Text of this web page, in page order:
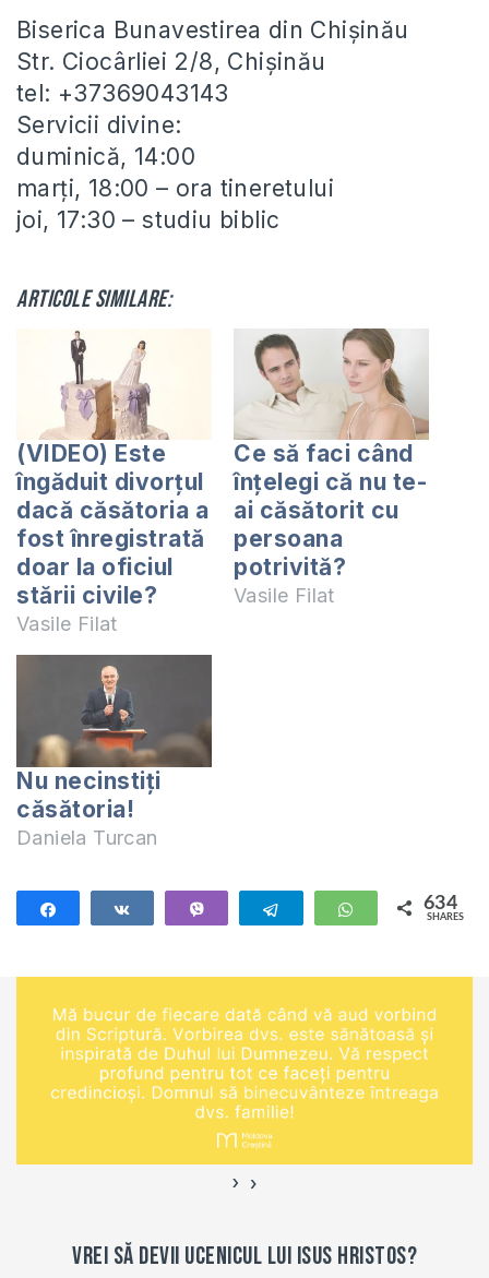
Biserica Bunavestirea din Chișinău
Str. Ciocârliei 2/8, Chișinău
tel: +37369043143
Servicii divine:
duminică, 14:00
marți, 18:00 – ora tineretului
joi, 17:30 – studiu biblic
Articole similare:
(VIDEO) Este
îngăduit divorțul
dacă căsătoria a
fost înregistrată
doar la oficiul
stării civile?
Vasile Filat
Ce să faci când
înțelegi că nu te-
ai căsătorit cu
persoana
potrivită?
Vasile Filat
Nu necinstiți
căsătoria!
Daniela Turcan
Telegram WhatsApp
634
SHARES
‹ ›
Vrei să devii ucenicul lui Isus Hristos?